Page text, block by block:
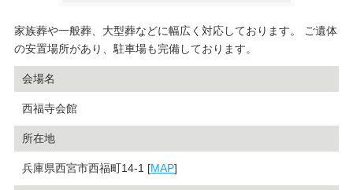
家族葬や一般葬、大型葬などに幅広く対応しております。 ご遺体
の安置場所があり、駐車場も完備しております。
会場名
西福寺会館
所在地
兵庫県西宮市西福町14-1 [MAP]